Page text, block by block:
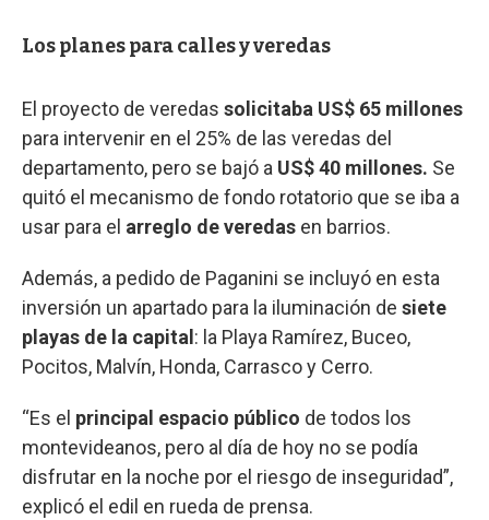
Los planes para calles y veredas
El proyecto de veredas solicitaba US$ 65 millones
para intervenir en el 25% de las veredas del
departamento, pero se bajó a US$ 40 millones. Se
quitó el mecanismo de fondo rotatorio que se iba a
usar para el arreglo de veredas en barrios.
Además, a pedido de Paganini se incluyó en esta
inversión un apartado para la iluminación de siete
playas de la capital : la Playa Ramírez, Buceo,
Pocitos, Malvín, Honda, Carrasco y Cerro.
“Es el principal espacio público de todos los
montevideanos, pero al día de hoy no se podía
disfrutar en la noche por el riesgo de inseguridad”,
explicó el edil en rueda de prensa.